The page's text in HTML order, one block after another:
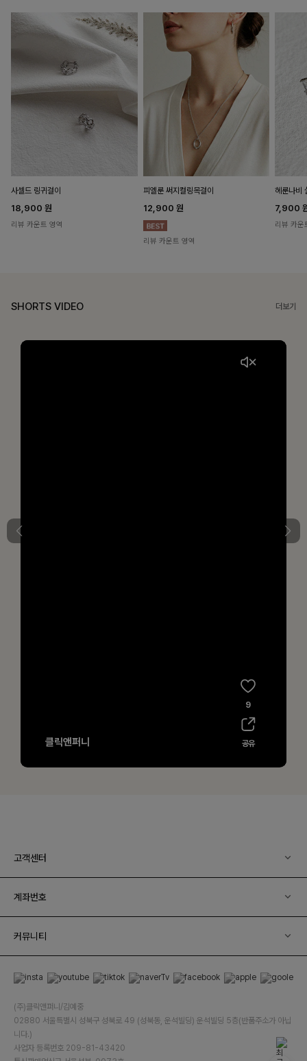
사셀드 링귀걸이
18,900 원
리뷰 카운트 영역
피엘룬 써지컬링목걸이
12,900 원
리뷰 카운트 영역
헤룬나비
7,900
리뷰 카운
SHORTS VIDEO 더보기
고객센터
계좌번호
커뮤니티
(주)클릭앤퍼니/김예중
02880 서울특별시 성북구 성북로 49 (성북동, 운석빌딩) 운석빌딩 5층(반품주소가 아닙
니다.)
사업자 등록번호 209-81-43420